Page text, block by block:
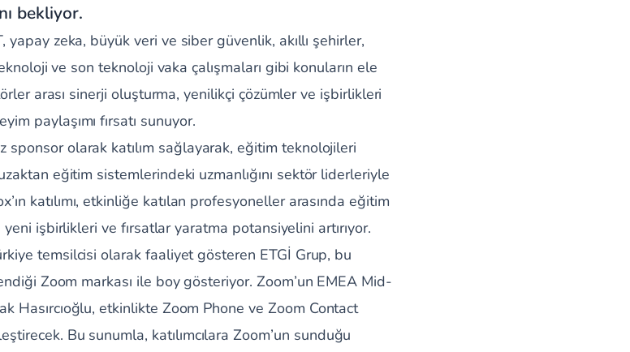
bekliyor.
zeka, büyük veri ve siber güvenlik, akıllı şehirler,
ve son teknoloji vaka çalışmaları gibi konuların ele
arası sinerji oluşturma, yenilikçi çözümler ve işbirlikleri
paylaşımı fırsatı sunuyor.
olarak katılım sağlayarak, eğitim teknolojileri
eğitim sistemlerindeki uzmanlığını sektör liderleriyle
katılımı, etkinliğe katılan profesyoneller arasında eğitim
işbirlikleri ve fırsatlar yaratma potansiyelini artırıyor.
temsilcisi olarak faaliyet gösteren ETGİ Grup, bu
Zoom markası ile boy gösteriyor. Zoom’un EMEA Mid-
Hasırcıoğlu, etkinlikte Zoom Phone ve Zoom Contact
Bu sunumla, katılımcılara Zoom’un sunduğu